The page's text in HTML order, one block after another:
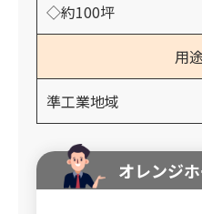
◇約100坪
用
準工業地域
オレンジ